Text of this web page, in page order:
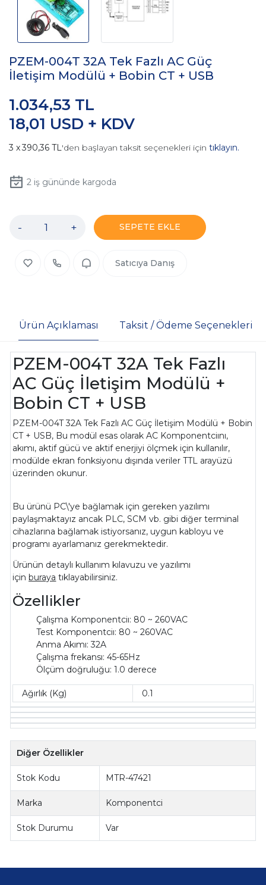
PZEM-004T 32A Tek Fazlı AC Güç
İletişim Modülü + Bobin CT + USB
18,01 USD + KDV
1.034,53 TL
390,36 TL'den başlayan taksit seçenekleri için tıklayın.
2iş gününde kargoda
- + SEPETE EKLE
Satıcıya Danış
Ürün Açıklaması Taksit / Ödeme Seçenekleri
PZEM-004T 32A Tek Fazlı
AC Güç İletişim Modülü +
Bobin CT + USB
PZEM-004T 32A Tek Fazlı AC Güç İletişim Modülü + Bobin
CT + USB, Bu modül esas olarak AC Komponentciını,
akımı, aktif gücü ve aktif enerjiyi ölçmek için kullanılır,
modülde ekran fonksiyonu dışında veriler TTL arayüzü
üzerinden okunur.
Bu ürünü PC\'ye bağlamak için gereken yazılımı
paylaşmaktayız ancak PLC, SCM vb. gibi diğer terminal
cihazlarına bağlamak istiyorsanız, uygun kabloyu ve
programı ayarlamanız gerekmektedir.
Ürünün detaylı kullanım kılavuzu ve yazılımı
için buraya tıklayabilirsiniz.
Özellikler
Çalışma Komponentciı: 80 ~ 260VAC
Test Komponentciı: 80 ~ 260VAC
Anma Akımı: 32A
Çalışma frekansı: 45-65Hz
Ölçüm doğruluğu: 1.0 derece
Ağırlık (Kg) 0.1
Diğer Özellikler
Stok Kodu MTR-47421
Marka Komponentci
Stok Durumu Var